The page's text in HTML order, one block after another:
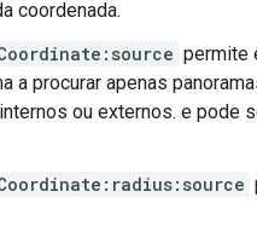
coordenada.
permite
a procurar apenas
ou externos. e pode